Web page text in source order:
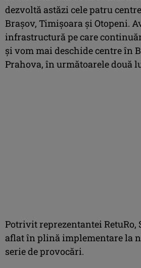
dezvoltă astăzi cele patru
Braşov, Timişoara şi Otopeni.
infrastructură pe care
şi vom mai deschide centre în
Prahova, în următoarele două
Potrivit reprezentantei RetuRo,
aflat în plină implementare la
serie de provocări.